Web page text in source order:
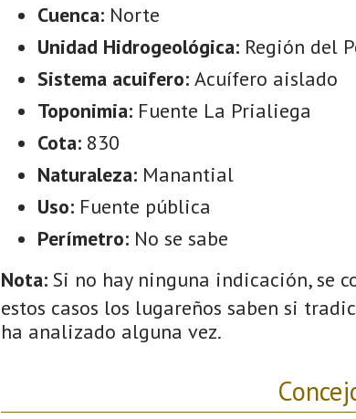
Cuenca: Norte
Unidad Hidrogeológica: Región del
Sistema acuifero: Acuífero aislado
Toponimia: Fuente La Prialiega
Cota: 830
Naturaleza: Manantial
Uso: Fuente pública
Perímetro: No se sabe
Nota: Si no hay ninguna indicación, se
estos casos los lugareños saben si
ha analizado alguna vez.